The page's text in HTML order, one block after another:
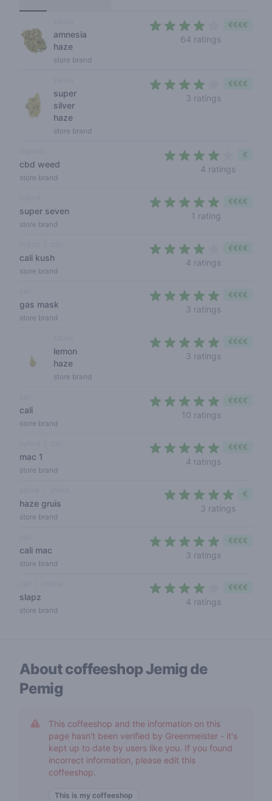
amnesia
haze
store brand
64 ratings
€€€€
super
silver
haze
store brand
3 ratings
€€€€
cbd weed
store brand
4 ratings
€
super seven
store brand
1 rating
€€€€
cali kush
store brand
4 ratings
€€€€
gas mask
store brand
3 ratings
€€€€
lemon
haze
store brand
3 ratings
€€€€
cali
store brand
10 ratings
€€€€
mac 1
store brand
4 ratings
€€€€
haze gruis
store brand
3 ratings
€
cali mac
store brand
3 ratings
€€€€
slapz
store brand
4 ratings
€€€€
About coffeeshopJemig de
Pemig
This coffeeshop and the information on this
page hasn't been verified by Greenmeister - it's
kept up to date by users like you. If you found
incorrect information, please edit this
coffeeshop.
This is my coffeeshop